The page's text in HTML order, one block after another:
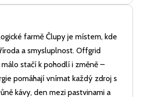
farmě Člupy je místem, kde
a smysluplnost. Offgrid
málo stačí k pohodlí i změně –
pomáhají vnímat každý zdroj s
kávy, den mezi pastvinami a